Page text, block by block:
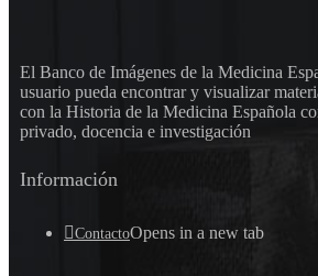
El Banco de Imágenes de la Medicina
usuario pueda encontrar y visualizar
con la Historia de la Medicina Española
privado, docencia e investigación
Información
ContactoOpens in a new tab